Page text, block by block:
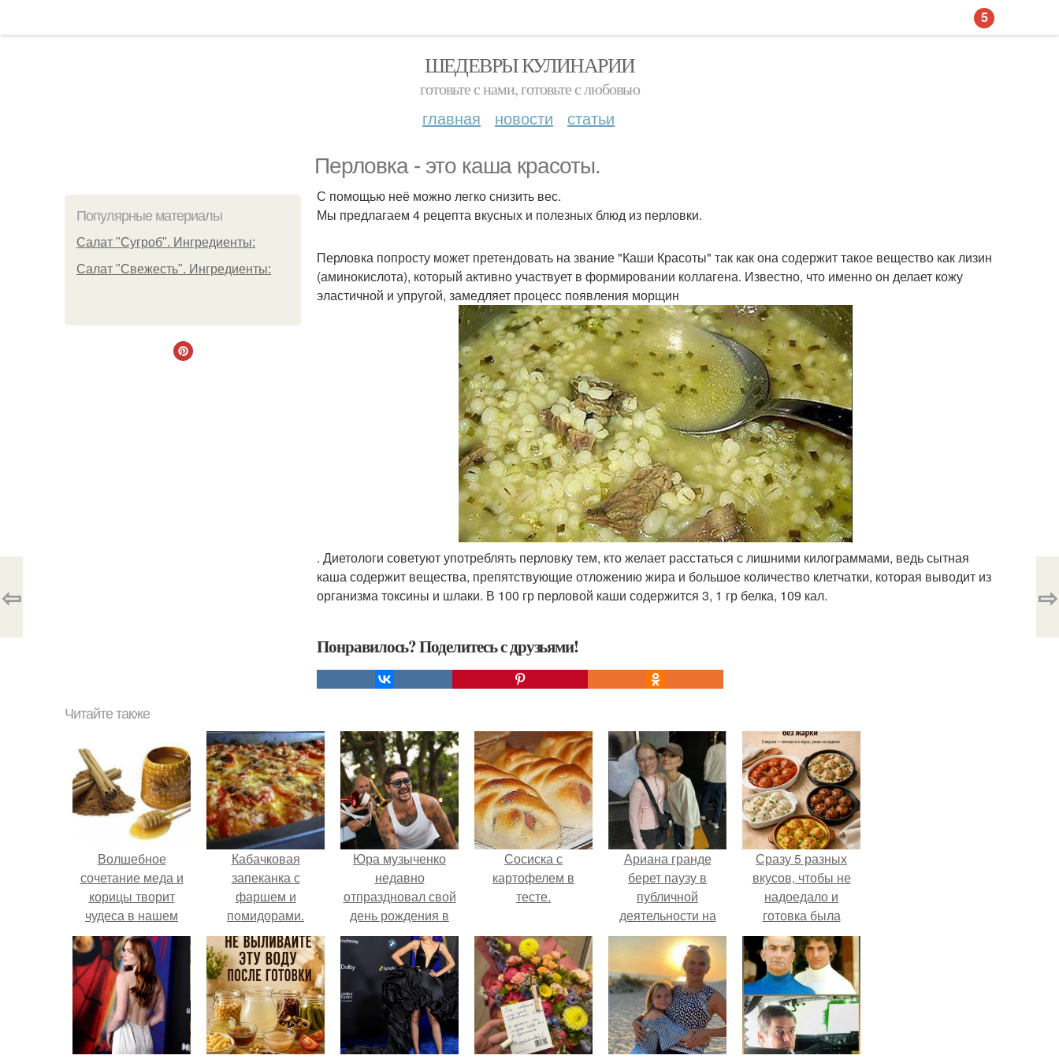
ШЕДЕВРЫ КУЛИНАРИИ
готовьте с нами, готовьте с любовью
главная новости статьи
Перловка - это каша красоты.
Популярные материалы
Салат "Сугроб". Ингредиенты:
Салат "Свежесть". Ингредиенты:
С помощью неё можно легко снизить вес.
Мы предлагаем 4 рецепта вкусных и полезных блюд из перловки.
Перловка попросту может претендовать на звание "Каши Красоты" так как она содержит такое вещество как лизин
(аминокислота), который активно участвует в формировании коллагена. Известно, что именно он делает кожу
эластичной и упругой, замедляет процесс появления морщин
. Диетологи советуют употреблять перловку тем, кто желает расстаться с лишними килограммами, ведь сытная
каша содержит вещества, препятствующие отложению жира и большое количество клетчатки, которая выводит из
организма токсины и шлаки. В 100 гр перловой каши содержится 3, 1 гр белка, 109 кал.
Понравилось? Поделитесь с друзьями!
⇦ ⇨
Читайте также
Волшебное
сочетание меда и
корицы творит
чудеса в нашем
организме!
Кабачковая
запеканка с
фаршем и
помидорами.
Юра музыченко
недавно
отпраздновал свой
день рождения в
кругу самых
близких и родных
людей.
Сосиска с
картофелем в
тесте.
Ариана гранде
берет паузу в
публичной
деятельности на
фоне слухов о
своем здоровье.
Сразу 5 разных
вкусов, чтобы не
надоедало и
готовка была
проще.
5